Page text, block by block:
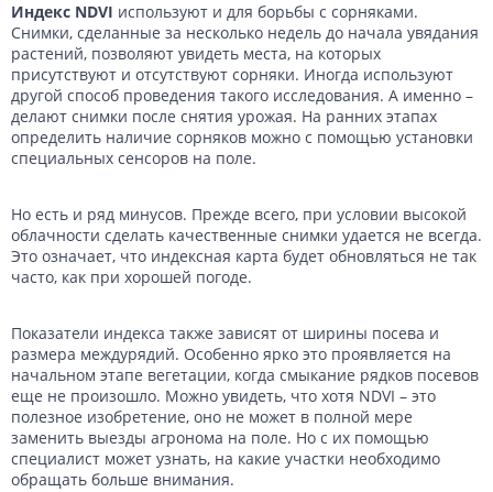
Индекс NDVI используют и для борьбы с сорняками.
Снимки, сделанные за несколько недель до начала увядания
растений, позволяют увидеть места, на которых
присутствуют и отсутствуют сорняки. Иногда используют
другой способ проведения такого исследования. А именно –
делают снимки после снятия урожая. На ранних этапах
определить наличие сорняков можно с помощью установки
специальных сенсоров на поле.
Но есть и ряд минусов. Прежде всего, при условии высокой
облачности сделать качественные снимки удается не всегда.
Это означает, что индексная карта будет обновляться не так
часто, как при хорошей погоде.
Показатели индекса также зависят от ширины посева и
размера междурядий. Особенно ярко это проявляется на
начальном этапе вегетации, когда смыкание рядков посевов
еще не произошло. Можно увидеть, что хотя NDVI – это
полезное изобретение, оно не может в полной мере
заменить выезды агронома на поле. Но с их помощью
специалист может узнать, на какие участки необходимо
обращать больше внимания.